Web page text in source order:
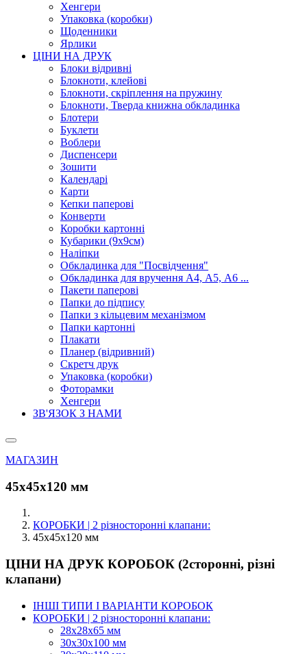
Хенгери
Упаковка (коробки)
Щоденники
Ярлики
ЦІНИ НА ДРУК
Блоки відривні
Блокноти, клейові
Блокноти, скріплення на пружину
Блокноти, Тверда книжна обкладинка
Блотери
Буклети
Воблери
Диспенсери
Зошити
Календарі
Карти
Кепки паперові
Конверти
Коробки картонні
Кубарики (9х9см)
Наліпки
Обкладинка для "Посвідчення"
Обкладинка для вручення А4, А5, А6 ...
Пакети паперові
Папки до підпису
Папки з кільцевим механізмом
Папки картонні
Плакати
Планер (відривний)
Скретч друк
Упаковка (коробки)
Фоторамки
Хенгери
ЗВ'ЯЗОК З НАМИ
МАГАЗИН
45х45х120 мм
КОРОБКИ | 2 різносторонні клапани:
45х45х120 мм
ЦІНИ НА ДРУК КОРОБОК (2сторонні, різні
клапани)
ІНШІ ТИПИ І ВАРІАНТИ КОРОБОК
КОРОБКИ | 2 різносторонні клапани:
28х28х65 мм
30х30х100 мм